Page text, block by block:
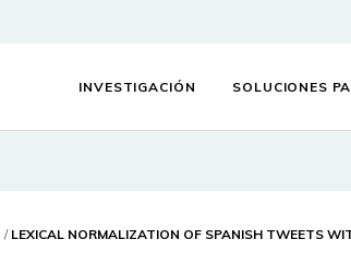
INVESTIGACIÓN SOLUCIONES
LEXICAL NORMALIZATION OF SPANISH TWEETS